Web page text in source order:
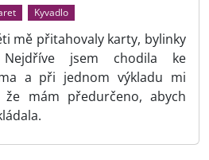
Kyvadlo
mě přitahovaly karty, bylinky
jsem chodila ke
a při jednom výkladu mi
že mám předurčeno, abych